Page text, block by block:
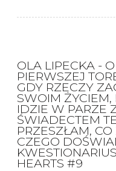
OLA LIPECKA -
PIERWSZEJ
GDY RZECZY
SWOIM ŻYCIEM,
IDZIE W PARZE
ŚWIADECTEM
PRZESZŁAM,
CZEGO
HEARTS #9